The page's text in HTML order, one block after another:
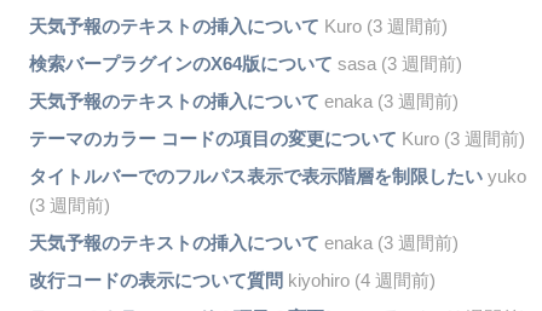
天気予報のテキストの挿入について Kuro (3 週間前)
検索バープラグインのX64版について sasa (3 週間前)
天気予報のテキストの挿入について enaka (3 週間前)
テーマのカラー コードの項目の変更について Kuro (3 週間前)
タイトルバーでのフルパス表示で表示階層を制限したいyuko
(3 週間前)
天気予報のテキストの挿入について enaka (3 週間前)
改行コードの表示について質問 kiyohiro (4 週間前)